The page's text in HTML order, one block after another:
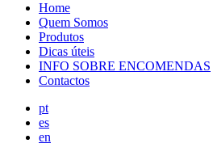
Home
Quem Somos
Produtos
Dicas úteis
INFO SOBRE ENCOMENDAS
Contactos
pt
es
en